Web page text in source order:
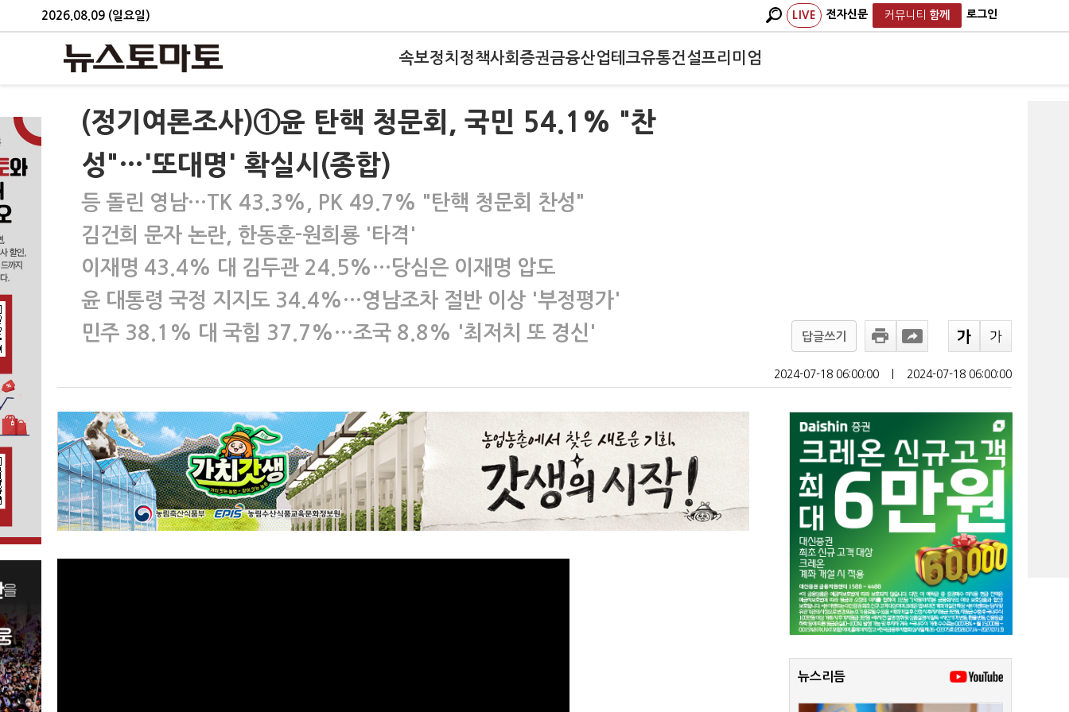
2026.08.09 (일요일) LIVE 전자신문 커뮤니티 함께 로그인
속보정치 정책사회 증권금융산업테크유통건설프리미엄
(정기여론조사)①윤 탄핵 청문회, 국민 54.1% "찬
성"…'또대명' 확실시(종합)
등 돌린 영남…TK 43.3%, PK 49.7% "탄핵 청문회 찬성"
김건희 문자 논란, 한동훈-원희룡 '타격'
이재명 43.4% 대 김두관 24.5%…당심은 이재명 압도
윤 대통령 국정 지지도 34.4%…영남조차 절반 이상 '부정평가'
민주 38.1% 대 국힘 37.7%…조국 8.8% '최저치 또 경신'
답글쓰기
2024-07-18 06:00:00 2024-07-18 06:00:00
뉴스리듬